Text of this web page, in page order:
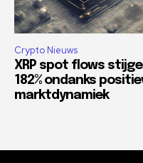
Crypto Nieuws
XRP spot flows
182% ondanks
marktdynamiek